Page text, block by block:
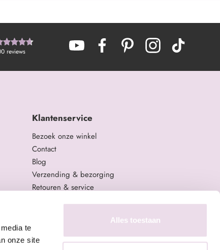
te
onze site
Alles toestaan
reviews
Klantenservice
Bezoek onze winkel
Contact
Blog
Verzending & bezorging
Retouren & service